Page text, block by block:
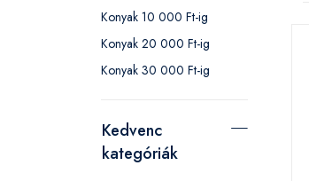
Konyak 10 000 Ft-ig
Konyak 20 000 Ft-ig
Konyak 30 000 Ft-ig
Kedvenc
kategóriák